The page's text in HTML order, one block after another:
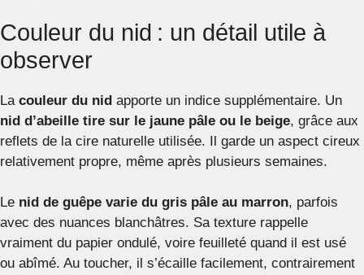
Couleur du nid : un détail utile à
observer
La couleur du nid apporte un indice supplémentaire. Un
nid d’abeille tire sur le jaune pâle ou le beige, grâce aux
reflets de la cire naturelle utilisée. Il garde un aspect cireux
relativement propre, même après plusieurs semaines.
Le nid de guêpe varie du gris pâle au marron, parfois
avec des nuances blanchâtres. Sa texture rappelle
vraiment du papier ondulé, voire feuilleté quand il est usé
ou abîmé. Au toucher, il s’écaille facilement, contrairement